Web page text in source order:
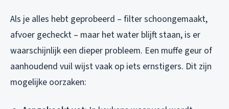
Als je alles hebt geprobeerd – filter schoongemaakt,
afvoer gecheckt – maar het water blijft staan, is er
waarschijnlijk een dieper probleem. Een muffe geur of
aanhoudend vuil wijst vaak op iets ernstigers. Dit zijn
mogelijke oorzaken: